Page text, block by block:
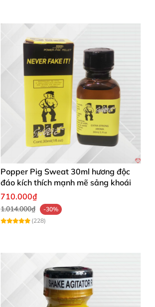
Popper Pig Sweat 30ml hương độc
đáo kích thích mạnh mẽ sảng khoái
710.000₫
1.014.000₫
-30%
(228)